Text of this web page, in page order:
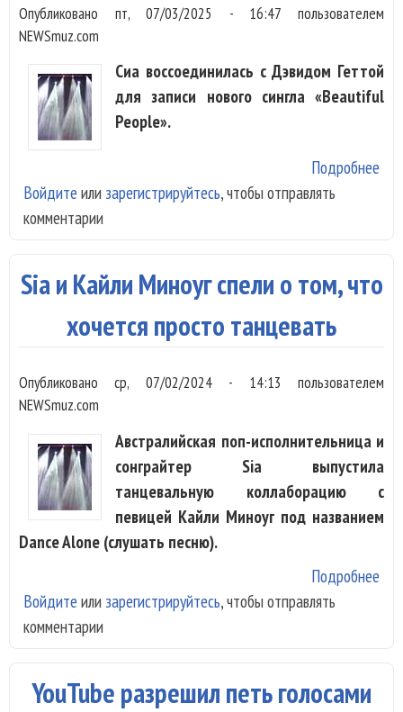
Опубликовано пт, 07/03/2025 - 16:47 пользователем
NEWSmuz.com
Сиа воссоединилась с Дэвидом Геттой
для записи нового сингла «Beautiful
People».
Подробнее
Войдите или зарегистрируйтесь, чтобы отправлять
комментарии
Sia и Кайли Миноуг спели о том, что
хочется просто танцевать
Опубликованоср, 07/02/2024 - 14:13 пользователем
NEWSmuz.com
Австралийская поп-исполнительница и
сонграйтер Sia выпустила
танцевальную коллаборацию с
певицей Кайли Миноуг под названием
Dance Alone (слушать песню).
Подробнее
Войдите или зарегистрируйтесь, чтобы отправлять
комментарии
YouTube разрешил петь голосами